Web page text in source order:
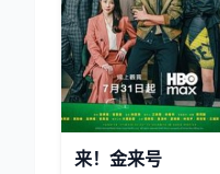
来！金来号